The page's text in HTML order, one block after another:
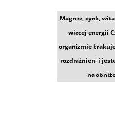
Magnez, cynk,
więcej energii
organizmie
rozdrażnieni i
na